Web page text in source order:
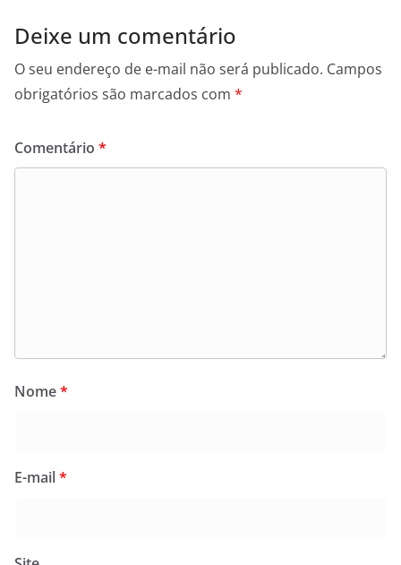
Deixe um comentário
O seu endereço de e-mail não será publicado. Campos
obrigatórios são marcados com *
Comentário *
Nome*
E-mail*